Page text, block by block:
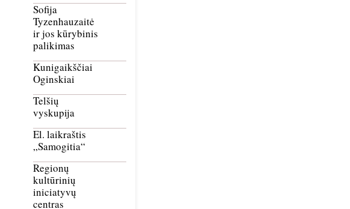
Sofija
Tyzenhauzaitė
ir jos kūrybinis
palikimas
Kunigaikščiai
Oginskiai
Telšių
vyskupija
El. laikraštis
„Samogitia“
Regionų
kultūrinių
iniciatyvų
centras